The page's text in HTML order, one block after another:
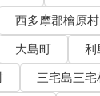
西多摩郡檜原村
大島町
利
三宅島三宅